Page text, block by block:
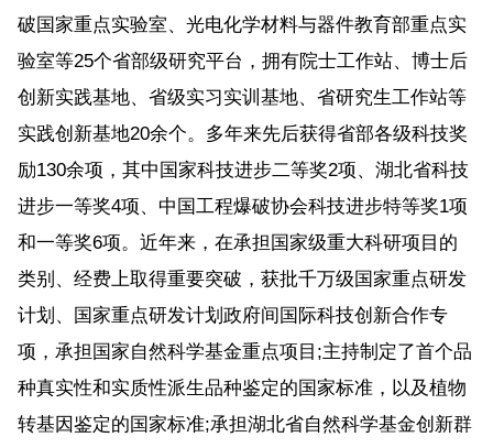
破国家重点实验室、光电化学材料与器件教育部重点实
验室等25个省部级研究平台，拥有院士工作站、博士后
创新实践基地、省级实习实训基地、省研究生工作站等
实践创新基地20余个。多年来先后获得省部各级科技奖
励130余项，其中国家科技进步二等奖2项、湖北省科技
进步一等奖4项、中国工程爆破协会科技进步特等奖1项
和一等奖6项。近年来，在承担国家级重大科研项目的
类别、经费上取得重要突破，获批千万级国家重点研发
计划、国家重点研发计划政府间国际科技创新合作专
项，承担国家自然科学基金重点项目;主持制定了首个品
种真实性和实质性派生品种鉴定的国家标准，以及植物
转基因鉴定的国家标准;承担湖北省自然科学基金创新群